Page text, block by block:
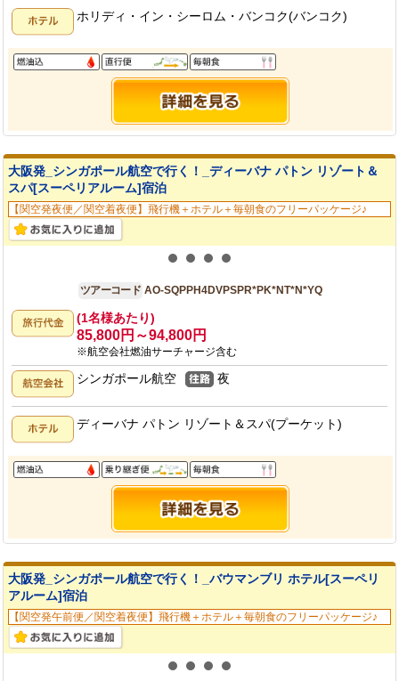
ホリディ・イン・シーロム・バンコク(バンコク)
大阪発_シンガポール航空で行く！_ディーバナ パトン リゾート＆
スパ[スーペリアルーム]宿泊
【関空発夜便／関空着夜便】飛行機＋ホテル＋毎朝食のフリーパッケージ♪
ツアーコード AO-SQPPH4DVPSPR*PK*NT*N*YQ
(1名様あたり)
85,800円～94,800円
※航空会社燃油サーチャージ含む
シンガポール航空 夜
ディーバナ パトン リゾート＆スパ(プーケット)
大阪発_シンガポール航空で行く！_バウマンブリ ホテル[スーペリ
アルーム]宿泊
【関空発午前便／関空着夜便】飛行機＋ホテル＋毎朝食のフリーパッケージ♪